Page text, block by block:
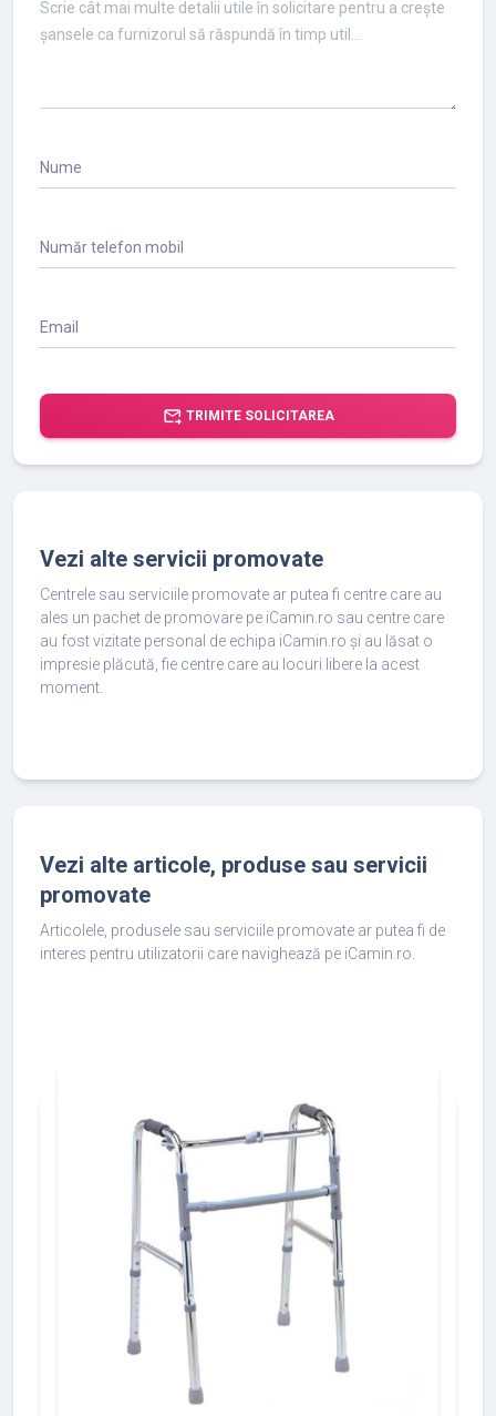
Nume
Număr telefon mobil
Email
forward_to_inbox TRIMITE SOLICITAREA
Vezi alte servicii promovate
Centrele sau serviciile promovate ar putea fi centre care au
ales un pachet de promovare pe iCamin.ro sau centre care
au fost vizitate personal de echipa iCamin.ro și au lăsat o
impresie plăcută, fie centre care au locuri libere la acest
moment.
Vezi alte articole, produse sau servicii
promovate
Articolele, produsele sau serviciile promovate ar putea fi de
interes pentru utilizatorii care navighează pe iCamin.ro.